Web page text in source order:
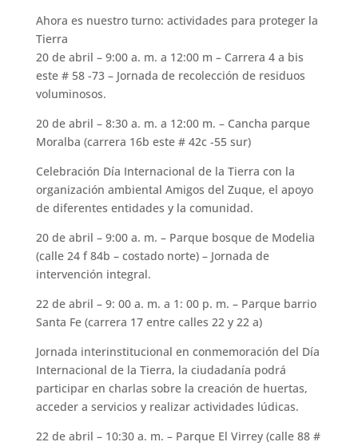
Ahora es nuestro turno: actividades para proteger la
Tierra
20 de abril – 9:00 a. m. a 12:00 m – Carrera 4 a bis
este # 58 -73 – Jornada de recolección de residuos
voluminosos.
20 de abril – 8:30 a. m. a 12:00 m. – Cancha parque
Moralba (carrera 16b este # 42c -55 sur)
Celebración Día Internacional de la Tierra con la
organización ambiental Amigos del Zuque, el apoyo
de diferentes entidades y la comunidad.
20 de abril – 9:00 a. m. – Parque bosque de Modelia
(calle 24 f 84b – costado norte) – Jornada de
intervención integral.
22 de abril – 9: 00 a. m. a 1: 00 p. m. – Parque barrio
Santa Fe (carrera 17 entre calles 22 y 22 a)
Jornada interinstitucional en conmemoración del Día
Internacional de la Tierra, la ciudadanía podrá
participar en charlas sobre la creación de huertas,
acceder a servicios y realizar actividades lúdicas.
22 de abril – 10:30 a. m. – Parque El Virrey (calle 88 #